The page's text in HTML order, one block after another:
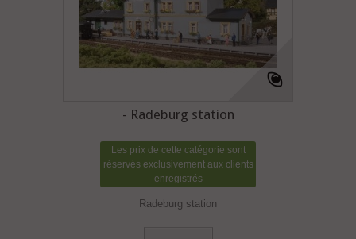
- Radeburg station
Les prix de cette catégorie sont
réservés exclusivement aux clients
enregistrés
Radeburg station